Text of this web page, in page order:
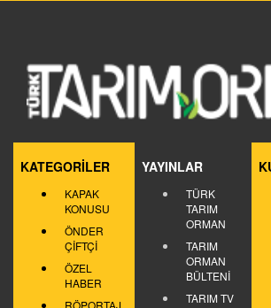
KATEGORİLER
KAPAK
KONUSU
ÖNDER
ÇİFTÇİ
ÖZEL
HABER
RÖPORTAJ
YAYINLAR
TÜRK
TARIM
ORMAN
TARIM
ORMAN
BÜLTENİ
TARIM TV